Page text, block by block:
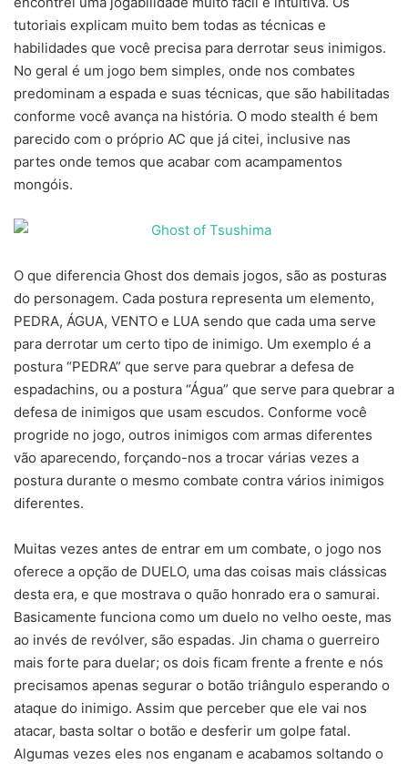
tutoriais explicam muito bem todas as técnicas e
habilidades que você precisa para derrotar seus inimigos.
No geral é um jogo bem simples, onde nos combates
predominam a espada e suas técnicas, que são habilitadas
conforme você avança na história. O modo stealth é bem
parecido com o próprio AC que já citei, inclusive nas
partes onde temos que acabar com acampamentos
mongóis.
O que diferencia Ghost dos demais jogos, são as posturas
do personagem. Cada postura representa um elemento,
PEDRA, ÁGUA, VENTO e LUA sendo que cada uma serve
para derrotar um certo tipo de inimigo. Um exemplo é a
postura “PEDRA” que serve para quebrar a defesa de
espadachins, ou a postura “Água” que serve para quebrar a
defesa de inimigos que usam escudos. Conforme você
progride no jogo, outros inimigos com armas diferentes
vão aparecendo, forçando-nos a trocar várias vezes a
postura durante o mesmo combate contra vários inimigos
diferentes.
Muitas vezes antes de entrar em um combate, o jogo nos
oferece a opção de DUELO, uma das coisas mais clássicas
desta era, e que mostrava o quão honrado era o samurai.
Basicamente funciona como um duelo no velho oeste, mas
ao invés de revólver, são espadas. Jin chama o guerreiro
mais forte para duelar; os dois ficam frente a frente e nós
precisamos apenas segurar o botão triângulo esperando o
ataque do inimigo. Assim que perceber que ele vai nos
atacar, basta soltar o botão e desferir um golpe fatal.
Algumas vezes eles nos enganam e acabamos soltando o